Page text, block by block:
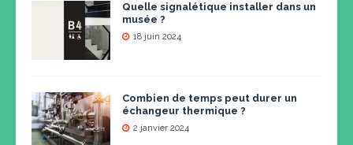
Quelle signalétique installer dans un
musée ?
18 juin 2024
Combien de temps peut durer un
échangeur thermique ?
2 janvier 2024